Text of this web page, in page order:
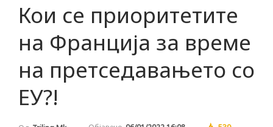
Кои се приоритетите
на Франција за време
на претседавањето со
ЕУ?!